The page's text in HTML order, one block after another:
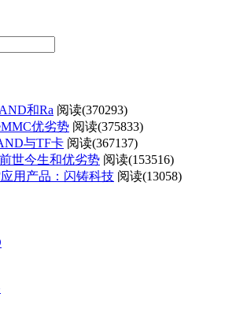
和Ra 阅读(370293)
优劣势 阅读(375833)
与TF卡 阅读(367137)
世今生和优劣势 阅读(153516)
用产品：闪铸科技 阅读(13058)